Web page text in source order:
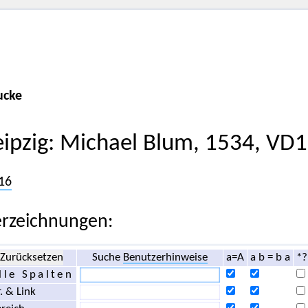
Michael Blum, 1534,
Zurücksetzen Suche Benutzerhinweise a=A a b = b a
*?
Spalten
& Link